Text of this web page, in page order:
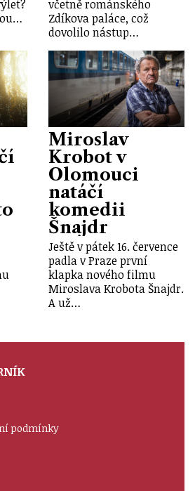
včetně románského
Zdíkova paláce, což
dovolilo nástup…
Miroslav
Krobot v
Olomouci
natáčí
komedii
Šnajdr
Ještě v pátek 16. července
padla v Praze první
klapka nového filmu
Miroslava Krobota Šnajdr.
A už…
podmínky